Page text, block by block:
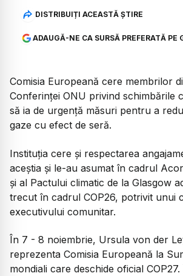
DISTRIBUIȚI ACEASTĂ ȘTIRE
ADAUGĂ-NE CA SURSĂ PREFERATĂ PE
Comisia Europeană cere membrilor
Conferinţei ONU privind schimbările
să ia de urgenţă măsuri pentru a
gaze cu efect de seră.
Instituția cere şi respectarea
aceștia şi le-au asumat în cadrul
şi al Pactului climatic de la Glasgow
trecut în cadrul COP26, potrivit unui
executivului comunitar.
În 7 - 8 noiembrie, Ursula von der
reprezenta Comisia Europeană la
mondiali care deschide oficial